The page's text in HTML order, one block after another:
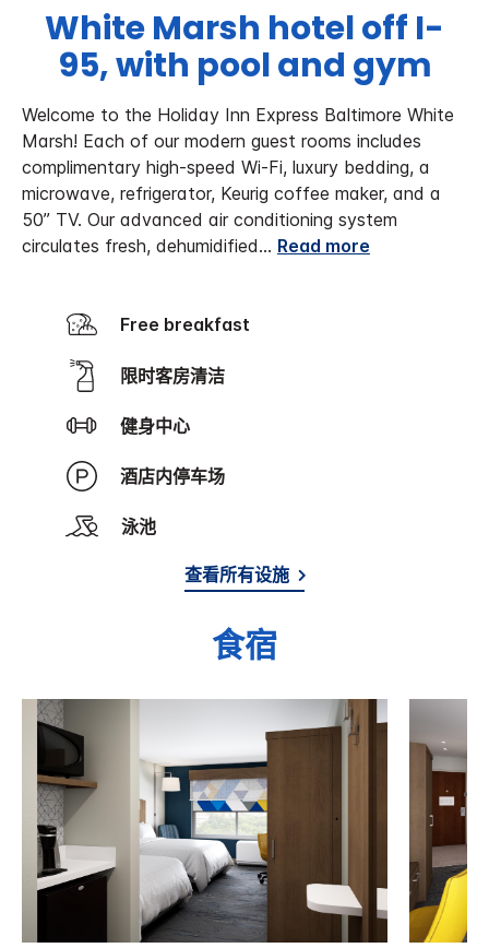
White Marsh hotel off I-
95, with pool and gym
Welcome to the Holiday Inn Express Baltimore White
Marsh! Each of our modern guest rooms includes
complimentary high-speed Wi-Fi, luxury bedding, a
microwave, refrigerator, Keurig coffee maker, and a
50” TV. Our advanced air conditioning system
circulates fresh, dehumidified... Read more
Free breakfast
限时客房清洁
健身中心
酒店内停车场
泳池
查看所有设施
食宿